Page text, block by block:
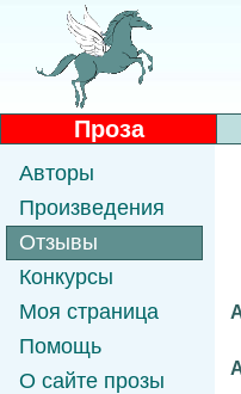
Проза
Авторы
Произведения
Отзывы
Конкурсы
Моя страница
Помощь
О сайте прозы